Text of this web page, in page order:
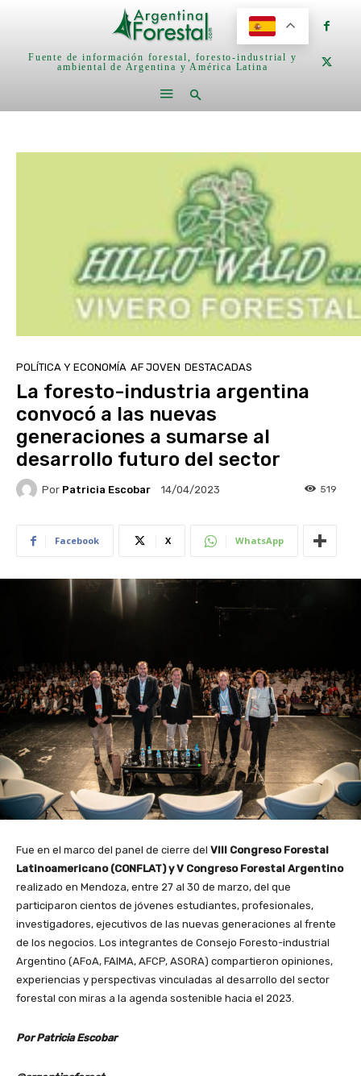
Fuente de información forestal, foresto-industrial y
ambiental de Argentina y América Latina
POLÍTICA Y ECONOMÍA AF JOVEN DESTACADAS
La foresto-industria argentina
convocó a las nuevas
generaciones a sumarse al
desarrollo futuro del sector
Por Patricia Escobar 14/04/2023 519
Facebook X WhatsApp
Fue en el marco del panel de cierre del VIII Congreso Forestal
Latinoamericano (CONFLAT) y V Congreso Forestal Argentino
realizado en Mendoza, entre 27 al 30 de marzo, del que
participaron cientos de jóvenes estudiantes, profesionales,
investigadores, ejecutivos de las nuevas generaciones al frente
de los negocios. Los integrantes de Consejo Foresto-industrial
Argentino (AFoA, FAIMA, AFCP, ASORA) compartieron opiniones,
experiencias y perspectivas vinculadas al desarrollo del sector
forestal con miras a la agenda sostenible hacia el 2023.
Por Patricia Escobar